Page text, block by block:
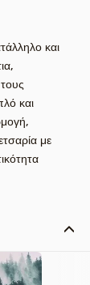
και
,
και
,
με